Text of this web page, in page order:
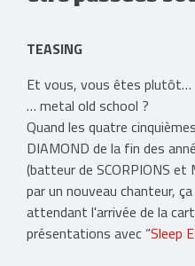
TEASING
Et vous, vous êtes plutôt…
… metal old school ?
Quand les quatre
DIAMOND de la fin des
(batteur de SCORPIONS
par un nouveau chanteur,
attendant l'arrivée de la
présentations avec “Sleep